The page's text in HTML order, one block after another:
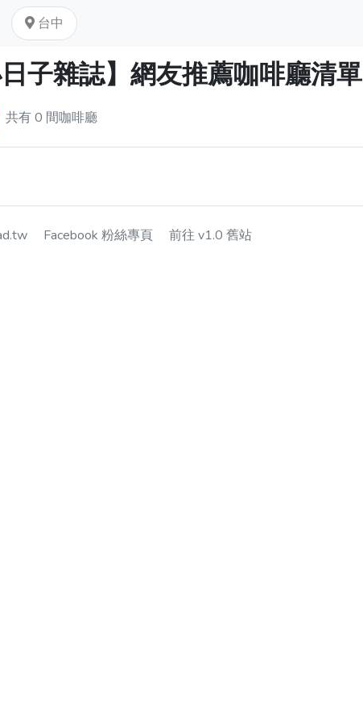
台中
日子雜誌】網友推薦咖啡廳清單
共有 0 間咖啡廳
Facebook 粉絲專頁 前往 v1.0 舊站